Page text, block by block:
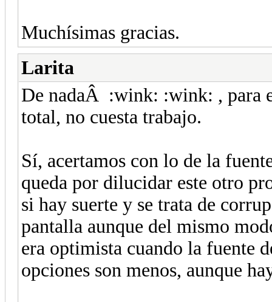
Muchísimas gracias.
Larita
De nadaÂ :wink: :wink: , para
total, no cuesta trabajo.
Sí, acertamos con lo de la
queda por dilucidar este otro
si hay suerte y se trata de
pantalla aunque del mismo
era optimista cuando la fuente
opciones son menos, aunque